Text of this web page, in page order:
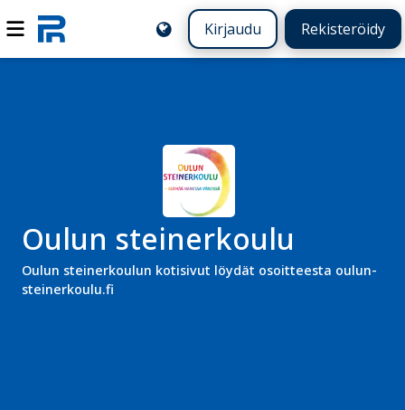
Kirjaudu Rekisteröidy
Oulun steinerkoulu
Oulun steinerkoulun kotisivut löydät osoitteesta oulun-
steinerkoulu.fi